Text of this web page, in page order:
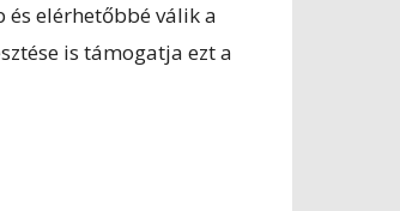
elérhetőbbé válik a
is támogatja ezt a